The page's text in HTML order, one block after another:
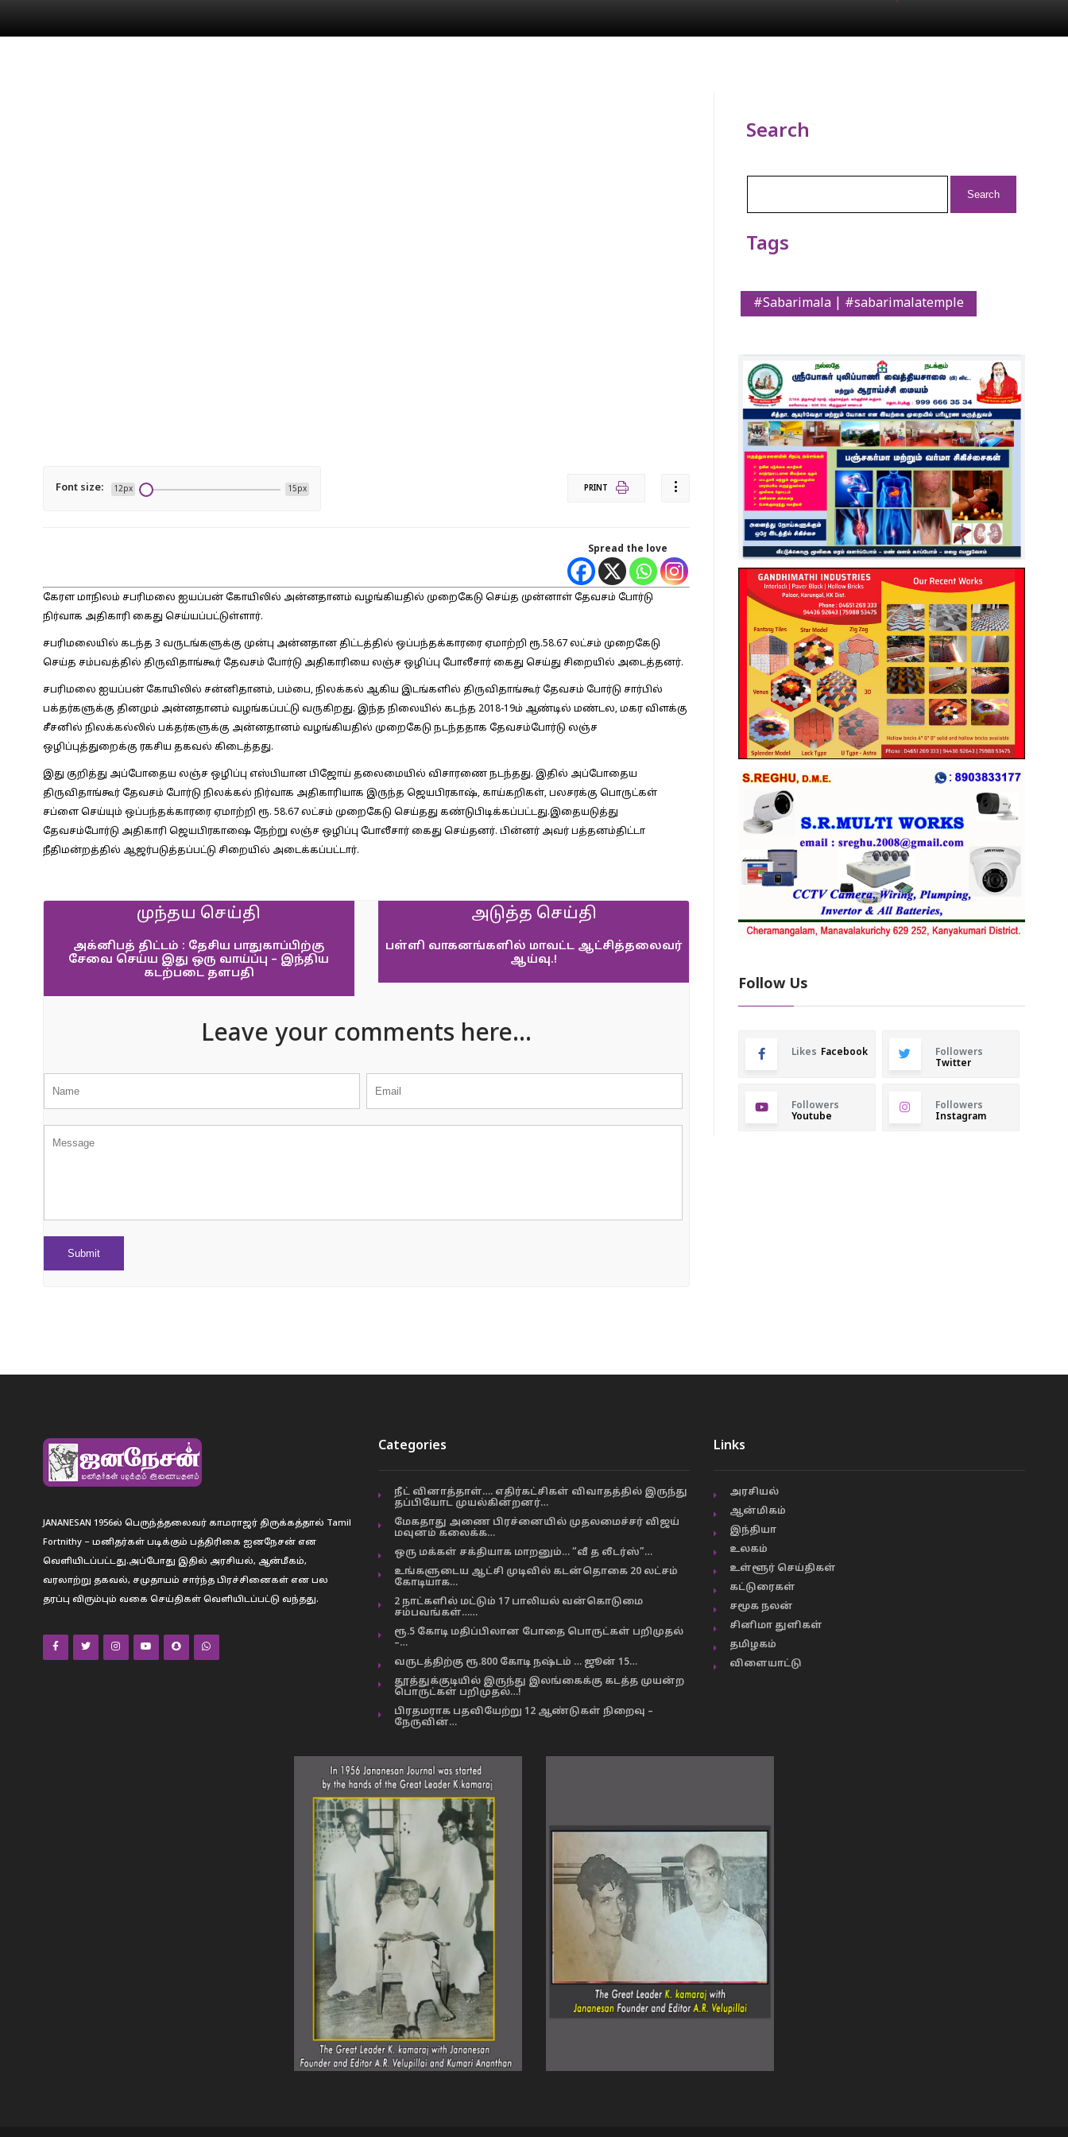
Font size: 12px 15px PRINT
Spread the love
கேரள மாநிலம் சபரிமலை ஐயப்பன் கோயிலில் அன்னதானம் வழங்கியதில் முறைகேடு செய்த முன்னாள் தேவசம் போர்டு
நிர்வாக அதிகாரி கைது செய்யப்பட்டுள்ளார்.
சபரிமலையில் கடந்த 3 வருடங்களுக்கு முன்பு அன்னதான திட்டத்தில் ஒப்பந்தக்காரரை ஏமாற்றி ரூ.58.67 லட்சம் முறைகேடு
செய்த சம்பவத்தில் திருவிதாங்கூர் தேவசம் போர்டு அதிகாரியை லஞ்ச ஒழிப்பு போலீசார் கைது செய்து சிறையில் அடைத்தனர்.
சபரிமலை ஐயப்பன் கோயிலில் சன்னிதானம், பம்பை, நிலக்கல் ஆகிய இடங்களில் திருவிதாங்கூர் தேவசம் போர்டு சார்பில்
பக்தர்களுக்கு தினமும் அன்னதானம் வழங்கப்பட்டு வருகிறது. இந்த நிலையில் கடந்த 2018-19ம் ஆண்டில் மண்டல, மகர விளக்கு
சீசனில் நிலக்கல்லில் பக்தர்களுக்கு அன்னதானம் வழங்கியதில் முறைகேடு நடந்ததாக தேவசம்போர்டு லஞ்ச
ஒழிப்புத்துறைக்கு ரகசிய தகவல் கிடைத்தது.
இது குறித்து அப்போதைய லஞ்ச ஒழிப்பு எஸ்பியான பிஜோய் தலைமையில் விசாரணை நடந்தது. இதில் அப்போதைய
திருவிதாங்கூர் தேவசம் போர்டு நிலக்கல் நிர்வாக அதிகாரியாக இருந்த ஜெயபிரகாஷ், காய்கறிகள், பலசரக்கு பொருட்கள்
சப்ளை செய்யும் ஒப்பந்தக்காரரை ஏமாற்றி ரூ. 58.67 லட்சம் முறைகேடு செய்தது கண்டுபிடிக்கப்பட்டது.இதையடுத்து
தேவசம்போர்டு அதிகாரி ஜெயபிரகாஷை நேற்று லஞ்ச ஒழிப்பு போலீசார் கைது செய்தனர். பின்னர் அவர் பத்தனம்திட்டா
நீதிமன்றத்தில் ஆஜர்படுத்தப்பட்டு சிறையில் அடைக்கப்பட்டார்.
முந்தய செய்தி
அக்னிபத் திட்டம் : தேசிய பாதுகாப்பிற்கு
சேவை செய்ய இது ஒரு வாய்ப்பு – இந்திய
கடற்படை தளபதி
அடுத்த செய்தி
பள்ளி வாகனங்களில் மாவட்ட ஆட்சித்தலைவர்
ஆய்வு.!
Leave your comments here...
Search
Tags
#Sabarimala | #sabarimalatemple
Follow Us
Likes Facebook
Followers
Twitter
Followers
Youtube
Followers
Instagram
JANANESAN 1956ல் பெருந்த்தலைவர் காமராஜர் திருக்கத்தால் Tamil
Fortnithy – மனிதர்கள் படிக்கும் பத்திரிகை ஐனநேசன் என
வெளியிடப்பட்டது.அப்போது இதில் அரசியல், ஆன்மீகம்,
வரலாற்று தகவல், சமுதாயம் சார்ந்த பிரச்சினைகள் என பல
தரப்பு விரும்பும் வகை செய்திகள் வெளியிடப்பட்டு வந்தது.
Categories
நீட் வினாத்தாள்…. எதிர்கட்சிகள் விவாதத்தில் இருந்து
தப்பியோட முயல்கின்றனர்…
மேகதாது அணை பிரச்னையில் முதலமைச்சர் விஜய்
மவுனம் கலைக்க…
ஒரு மக்கள் சக்தியாக மாறனும்… “வீ த லீடர்ஸ்”…
உங்களுடைய ஆட்சி முடிவில் கடன்தொகை 20 லட்சம்
கோடியாக…
2 நாட்களில் மட்டும் 17 பாலியல் வன்கொடுமை
சம்பவங்கள்……
ரூ.5 கோடி மதிப்பிலான போதை பொருட்கள் பறிமுதல்
–…
வருடத்திற்கு ரூ.800 கோடி நஷ்டம் … ஜூன் 15…
தூத்துக்குடியில் இருந்து இலங்கைக்கு கடத்த முயன்ற
பொருட்கள் பறிமுதல்…!
பிரதமராக பதவியேற்று 12 ஆண்டுகள் நிறைவு –
நேருவின்…
Links
அரசியல்
ஆன்மிகம்
இந்தியா
உலகம்
உள்ளூர் செய்திகள்
கட்டுரைகள்
சமூக நலன்
சினிமா துளிகள்
தமிழகம்
விளையாட்டு